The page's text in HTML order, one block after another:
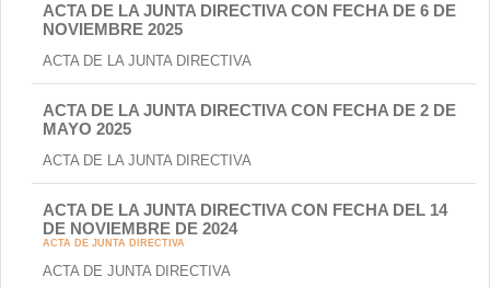
ACTA DE LA JUNTA DIRECTIVA CON FECHA DE 6 DE
NOVIEMBRE 2025
ACTA DE LA JUNTA DIRECTIVA
ACTA DE LA JUNTA DIRECTIVA CON FECHA DE 2 DE
MAYO 2025
ACTA DE LA JUNTA DIRECTIVA
ACTA DE LA JUNTA DIRECTIVA CON FECHA DEL 14
DE NOVIEMBRE DE 2024
ACTA DE JUNTA DIRECTIVA
ACTA DE JUNTA DIRECTIVA